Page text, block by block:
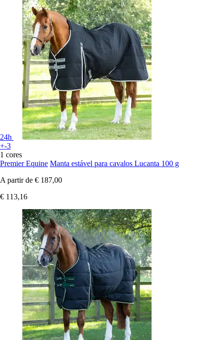
24h
+-3
1 cores
Premier Equine Manta estável para cavalos Lucanta 100 g
A partir de € 187,00
€ 113,16